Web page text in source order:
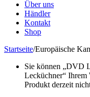
Über uns
Händler
Kontakt
Shop
Startseite/Europäische
Sie können „DVD
Lecküchner“ Ihrem
Produkt derzeit